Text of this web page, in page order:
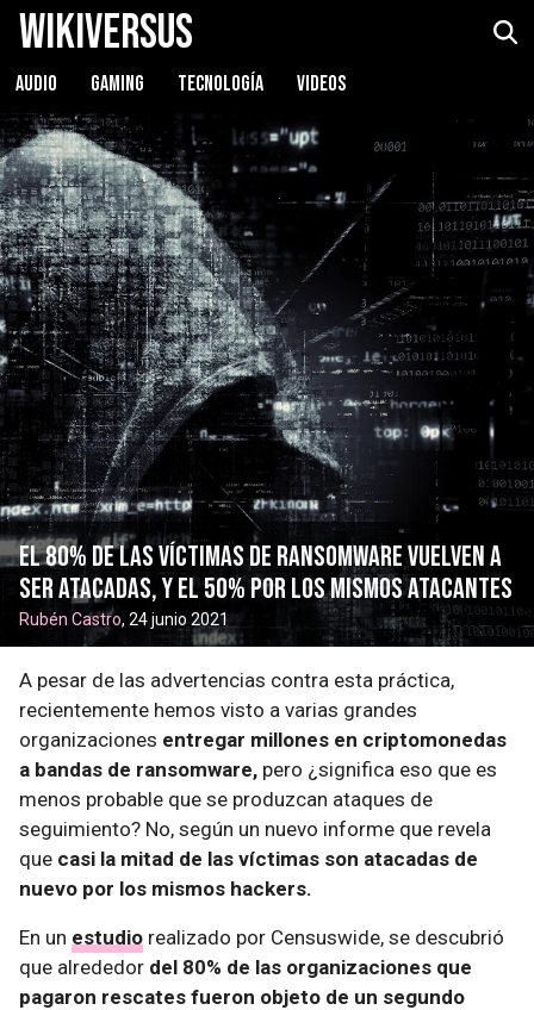
WikiVersus
AUDIO GAMING TECNOLOGÍA VIDEOS
El 80% de las víctimas de ransomware vuelven a
ser atacadas, y el 50% por los mismos atacantes
Rubén Castro, 24 junio 2021
A pesar de las advertencias contra esta práctica,
recientemente hemos visto a varias grandes
organizaciones entregar millones en criptomonedas
a bandas de ransomware, pero ¿significa eso que es
menos probable que se produzcan ataques de
seguimiento? No, según un nuevo informe que revela
que casi la mitad de las víctimas son atacadas de
nuevo por los mismos hackers.
En un estudio realizado por Censuswide, se descubrió
que alrededor del 80% de las organizaciones que
pagaron rescates fueron objeto de un segundo